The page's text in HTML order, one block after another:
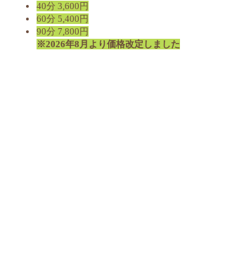
40分 3,600円
60分 5,400円
90分 7,800円
※2026年8月より価格改定しました